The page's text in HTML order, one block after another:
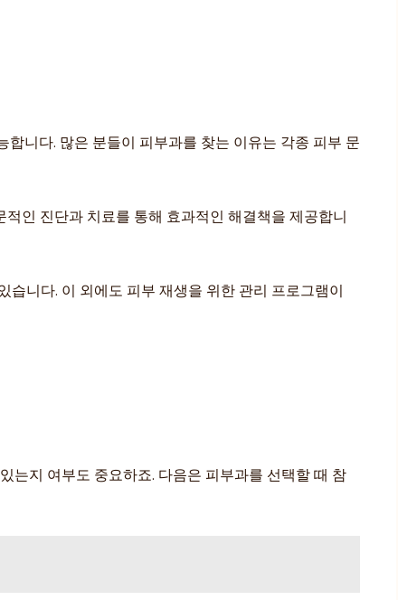
니다. 많은 분들이 피부과를 찾는 이유는 각종 피부 문
인 진단과 치료를 통해 효과적인 해결책을 제공합니
니다. 이 외에도 피부 재생을 위한 관리 프로그램이
는지 여부도 중요하죠. 다음은 피부과를 선택할 때 참